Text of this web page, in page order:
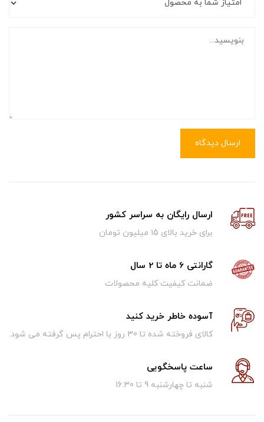
ارسال دیدگاه
ارسال رایگان به سراسر کشور
برای خرید بالای ۱5 میلیون تومان
گارانتی 6 ماه تا 2 سال
ضمانت کیفیت کلیه محصولات
آسوده خاطر خرید کنید
کالای فروخته شده تا 30 روز با احترام پس گرفته می شود.
ساعت پاسخگویی
شنبه تا چهارشنبه 9 تا 16.30